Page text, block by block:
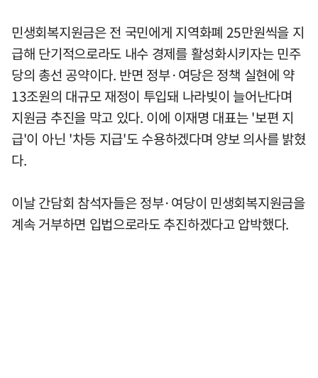
민생회복지원금은 전 국민에게 지역화폐 25만원씩을 지
급해 단기적으로라도 내수 경제를 활성화시키자는 민주
당의 총선 공약이다. 반면 정부·여당은 정책 실현에 약
13조원의 대규모 재정이 투입돼 나라빚이 늘어난다며
지원금 추진을 막고 있다. 이에 이재명 대표는 '보편 지
급'이 아닌 '차등 지급'도 수용하겠다며 양보 의사를 밝혔
다.
이날 간담회 참석자들은 정부·여당이 민생회복지원금을
계속 거부하면 입법으로라도 추진하겠다고 압박했다.